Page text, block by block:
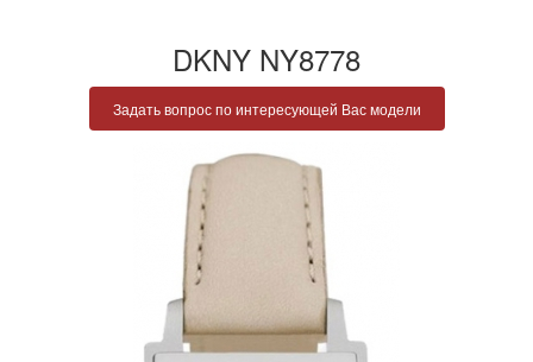
DKNY NY8778
Задать вопрос по интересующей Вас модели